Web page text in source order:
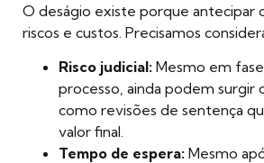
O deságio existe porque antecipar
riscos e custos. Precisamos
Risco judicial: Mesmo em
processo, ainda podem surgir
como revisões de sentença
valor final.
Tempo de espera: Mesmo